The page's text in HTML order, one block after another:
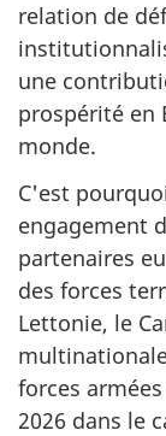
relation de
une
prospérité en
monde.
C'est
engagement
partenaires
des forces
Lettonie, le
forces
2026 dans le